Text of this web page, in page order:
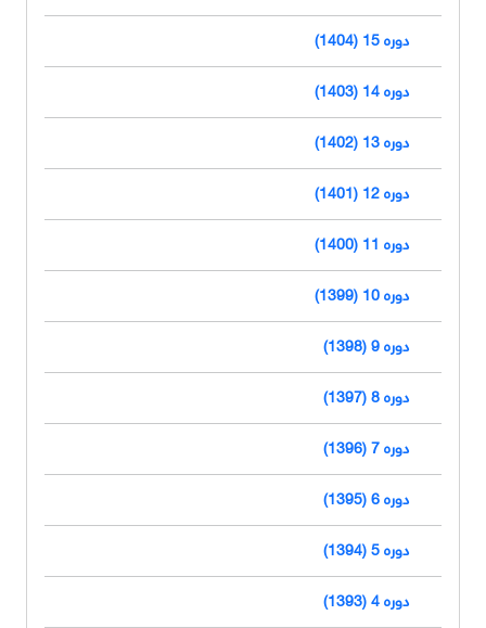
دوره 15 (1404)
دوره 14 (1403)
دوره 13 (1402)
دوره 12 (1401)
دوره 11 (1400)
دوره 10 (1399)
دوره 9 (1398)
دوره 8 (1397)
دوره 7 (1396)
دوره 6 (1395)
دوره 5 (1394)
دوره 4 (1393)